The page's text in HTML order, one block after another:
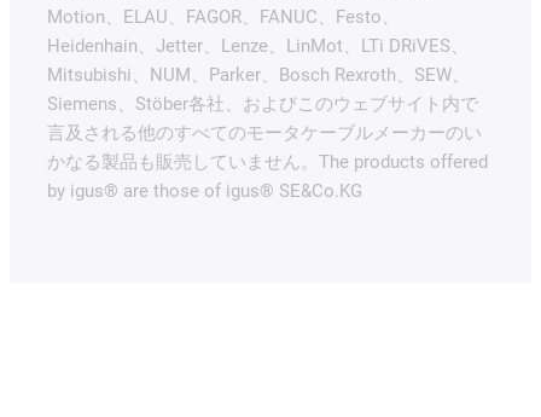
Motion、ELAU、FAGOR、FANUC、Festo、
Heidenhain、Jetter、Lenze、LinMot、LTi DRiVES、
Mitsubishi、NUM、Parker、Bosch Rexroth、SEW、
Siemens、Stöber各社、およびこのウェブサイト内で
言及される他のすべてのモータケーブルメーカーのい
かなる製品も販売していません。The products offered
by igus® are those of igus® SE&Co.KG